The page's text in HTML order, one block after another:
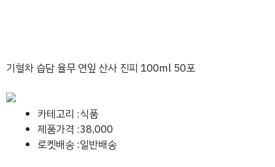
기혈차 습담 율무 연잎 산사 진피 100ml 50포
카테고리 :식품
제품가격 :38,000
로켓배송 :일반배송